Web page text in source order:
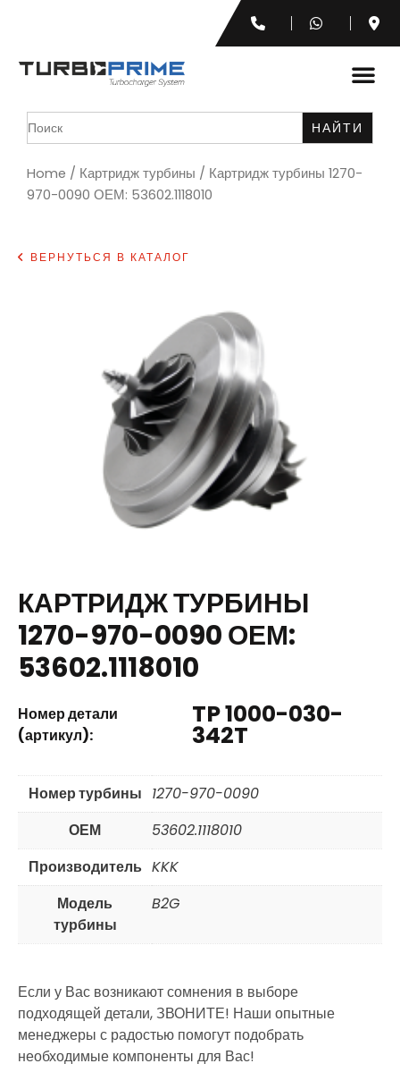
Search
for:
Home / Картридж турбины / Картридж турбины 1270-
970-0090 ОЕМ: 53602.1118010
ВЕРНУТЬСЯ В КАТАЛОГ
КАРТРИДЖ ТУРБИНЫ
1270-970-0090 ОЕМ:
53602.1118010
Номер детали
(артикул):
TP 1000-030-
342T
Номер турбины 1270-970-0090
ОЕМ
53602.1118010
Производитель KKK
Модель
турбины
B2G
Если у Вас возникают сомнения в выборе
подходящей детали, ЗВОНИТЕ! Наши опытные
менеджеры с радостью помогут подобрать
необходимые компоненты для Вас!